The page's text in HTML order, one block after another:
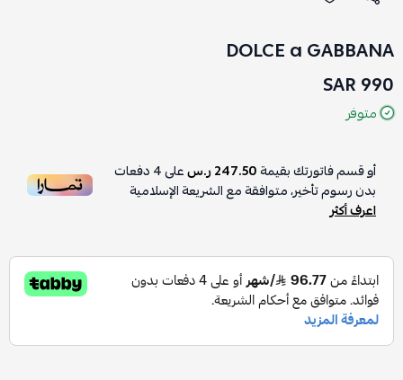
DOLCE a GABBANA
990 SAR
متوفر
أو قسم فاتورتك بقيمة247.50 ر.س على4دفعات
بدون رسوم تأخير، متوافقة مع الشريعة الإسلامية
اعرف أكثر